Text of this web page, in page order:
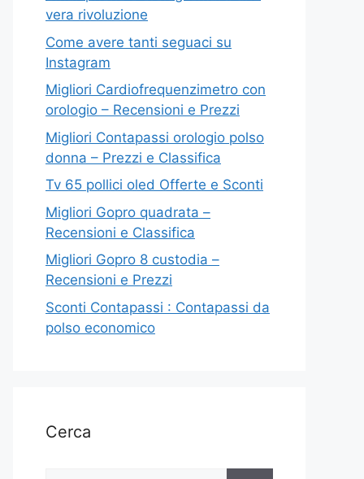
vera rivoluzione
Come avere tanti seguaci su
Instagram
Migliori Cardiofrequenzimetro con
orologio – Recensioni e Prezzi
Migliori Contapassi orologio polso
donna – Prezzi e Classifica
Tv 65 pollici oled Offerte e Sconti
Migliori Gopro quadrata –
Recensioni e Classifica
Migliori Gopro 8 custodia –
Recensioni e Prezzi
Sconti Contapassi : Contapassi da
polso economico
Cerca